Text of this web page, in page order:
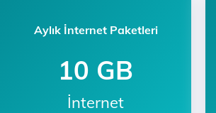
Aylık İnternet Paketleri
10 GB
İnternet